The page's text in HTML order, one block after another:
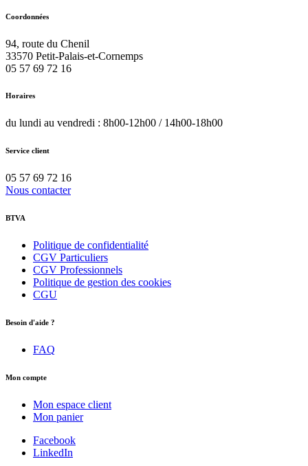
Coordonnées
94, route du Chenil
33570 Petit-Palais-et-Cornemps
05 57 69 72 16
Horaires
du lundi au vendredi : 8h00-12h00 / 14h00-18h00
Service client
05 57 69 72 16
Nous contacter
BTVA
Politique de confidentialité
CGV Particuliers
CGV Professionnels
Politique de gestion des cookies
CGU
Besoin d'aide ?
FAQ
Mon compte
Mon espace client
Mon panier
Facebook
LinkedIn